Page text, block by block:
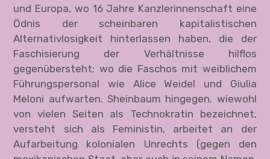
und Europa, wo 16 Jahre Kanzlerinnenschaft eine
Ödnis der scheinbaren kapitalistischen
Alternativlosigkeit hinterlassen haben, die der
Faschisierung der Verhältnisse hilflos
gegenübersteht; wo die Faschos mit weiblichem
Führungspersonal wie Alice Weidel und Giulia
Meloni aufwarten. Sheinbaum hingegen, wiewohl
von vielen Seiten als Technokratin bezeichnet,
versteht sich als Feministin, arbeitet an der
Aufarbeitung kolonialen Unrechts (gegen den